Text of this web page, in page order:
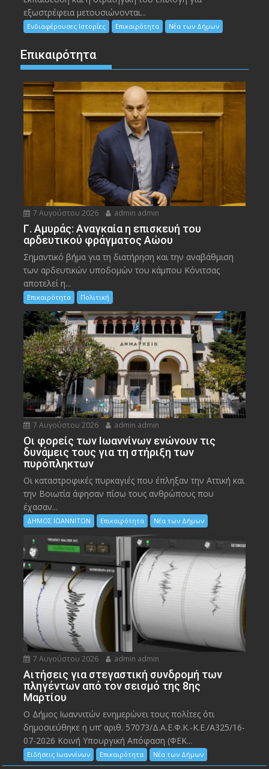
εξωστρέφεια μετουσιώνονται...
Ενδιαφέρουσες Ιστορίες Επικαιρότητα Νέα των Δήμων
Επικαιρότητα
7 Αυγούστου 2026 admin admin
Γ. Αμυράς: Αναγκαία η επισκευή του
αρδευτικού φράγματος Αώου
Σημαντικό βήμα για τη διατήρηση και την αναβάθμιση
των αρδευτικών υποδομών του κάμπου Κόνιτσας
αποτελεί η...
Επικαιρότητα Πολιτική
7 Αυγούστου 2026 admin admin
Οι φορείς των Ιωαννίνων ενώνουν τις
δυνάμεις τους για τη στήριξη των
πυρόπληκτων
Οι καταστροφικές πυρκαγιές που έπληξαν την Αττική και
την Bοιωτία άφησαν πίσω τους ανθρώπους που
έχασαν...
ΔΗΜΟΣ ΙΩΑΝΝΙΤΩΝ Επικαιρότητα Νέα των Δήμων
7 Αυγούστου 2026 admin admin
Αιτήσεις για στεγαστική συνδρομή των
πληγέντων από τον σεισμό της 8ης
Μαρτίου
Ο Δήμος Ιωαννιτών ενημερώνει τους πολίτες ότι
δημοσιεύθηκε η υπ’ αριθ. 57073/Δ.Α.Ε.Φ.Κ.-Κ.Ε./Α325/16-
07-2026 Κοινή Υπουργική Απόφαση (ΦΕΚ...
Ειδήσεις Ιωαννίνων Επικαιρότητα Νέα των Δήμων